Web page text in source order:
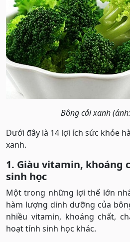
Bông cải xanh
Dưới đây là 14 lợi ích sức khỏe
xanh.
1. Giàu vitamin, khoáng
sinh học
Một trong những lợi thế lớn
hàm lượng dinh dưỡng của
nhiều vitamin, khoáng chất,
hoạt tính sinh học khác.